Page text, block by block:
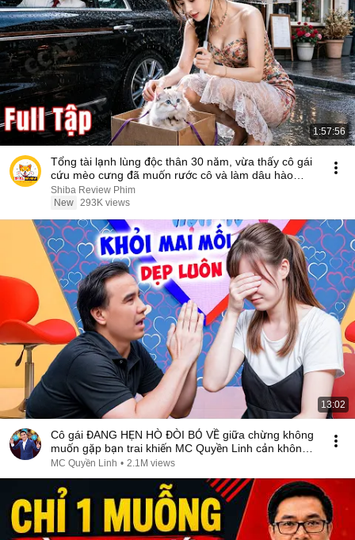
1:57:56
Tổng tài lạnh lùng độc thân 30 năm, vừa thấy cô gái
cứu mèo cưng đã muốn rước cô và làm dâu hào
môn
Shiba Review Phim
New 293K views
13:02
Cô gái ĐANG HẸN HÒ ĐÒI BỎ VỀ giữa chừng không
muốn gặp bạn trai khiến MC Quyền Linh cản không
kịp
MC Quyền Linh • 2.1M views